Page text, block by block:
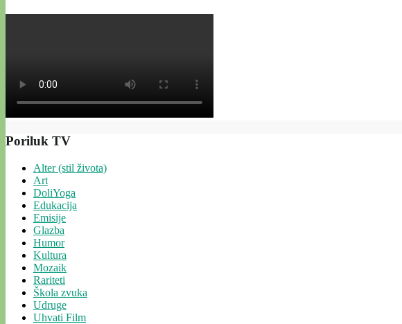
Poriluk TV
Alter (stil života)
Art
DoliYoga
Edukacija
Emisije
Glazba
Humor
Kultura
Mozaik
Rariteti
Škola zvuka
Udruge
Uhvati Film